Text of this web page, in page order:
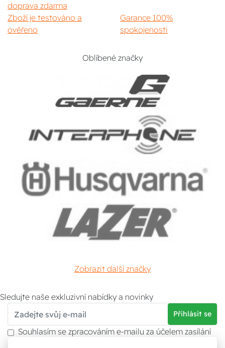
doprava zdarma
Zboží je testováno a
ověřeno
Garance 100%
spokojenosti
Oblíbené značky
Zobrazit další značky
Sledujte naše exkluzivní nabídky a novinky
Přihlásit se
Souhlasím se zpracováním e-mailu za účelem zasílání